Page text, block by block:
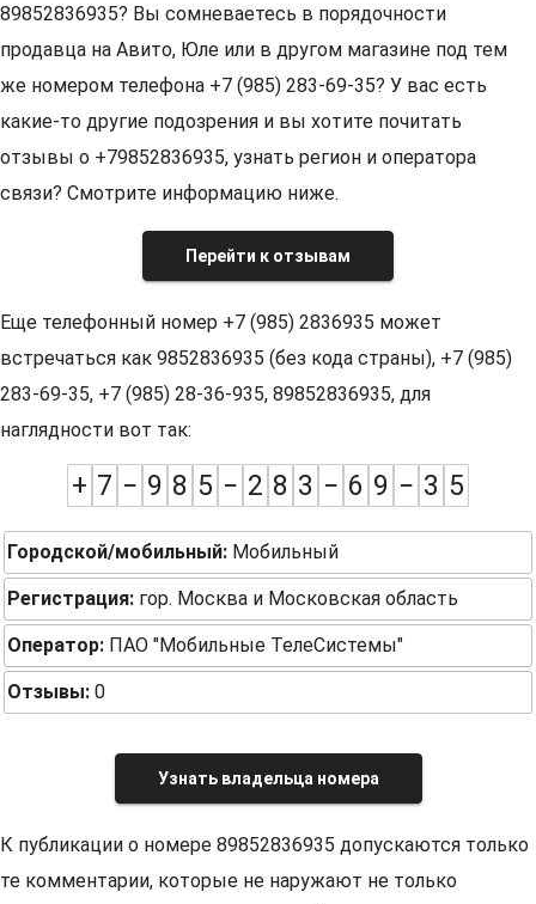
89852836935? Вы сомневаетесь в порядочности
продавца на Авито, Юле или в другом магазине под тем
же номером телефона +7 (985) 283-69-35? У вас есть
какие-то другие подозрения и вы хотите почитать
отзывы о +79852836935, узнать регион и оператора
связи? Смотрите информацию ниже.
Перейти к отзывам
Еще телефонный номер +7 (985) 2836935 может
встречаться как 9852836935 (без кода страны), +7 (985)
283-69-35, +7 (985) 28-36-935, 89852836935, для
наглядности вот так:
+ 7 − 9 8 5 − 2 8 3 − 6 9 − 3 5
Городской/мобильный: Мобильный
Регистрация: гор. Москва и Московская область
Оператор: ПАО "Мобильные ТелеСистемы"
Отзывы: 0
Узнать владельца номера
К публикации о номере 89852836935 допускаются только
те комментарии, которые не наружают не только